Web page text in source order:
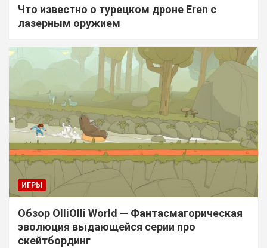
Что известно о турецком дроне Eren с
лазерным оружием
ИГРЫ
Обзор OlliOlli World — Фантасмагорическая
эволюция выдающейся серии про
скейтбординг